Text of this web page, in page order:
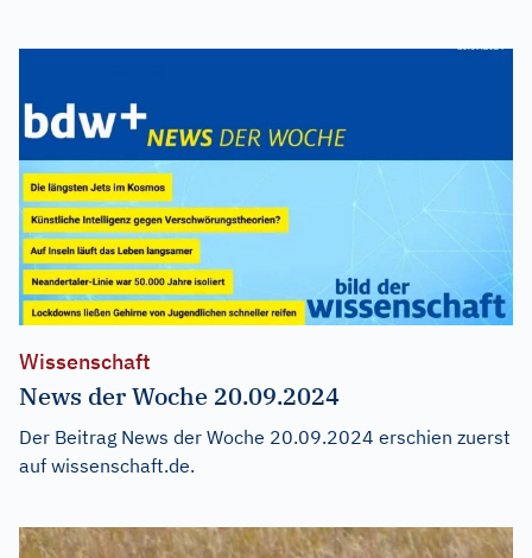
Wissenschaft
News der Woche 20.09.2024
Der Beitrag News der Woche 20.09.2024 erschien zuerst
auf wissenschaft.de.